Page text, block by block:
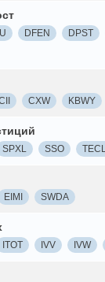
DFEN DPST
CXW KBWY
SPXL SSO TECL
EIMI SWDA
ITOT IVV IVW